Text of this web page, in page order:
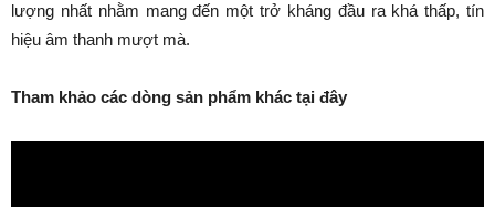
lượng nhất nhằm mang đến một trở kháng đầu ra khá thấp, tín
hiệu âm thanh mượt mà.
Tham khảo các dòng sản phẩm khác tại đây